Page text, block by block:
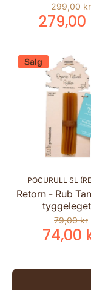
299,00 kr
279,00
Salg
POCURULL SL
Retorn - Rub
79,00 kr
74,00